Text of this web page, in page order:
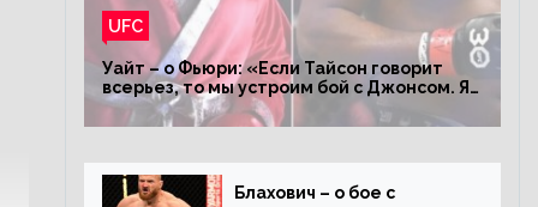
UFC
Уайт – о Фьюри: «Если Тайсон говорит
всерьез, то мы устроим бой с Джонсом. Я
заставил Флойда Мейвезера драться с
Конором»
Блахович – о бое с